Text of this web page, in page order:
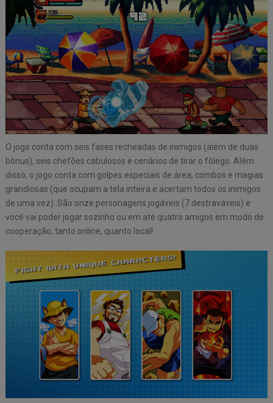
O jogo conta com seis fases recheadas de inimigos (além de duas
bônus), seis chefões cabulosos e cenários de tirar o fôlego. Além
disso, o jogo conta com golpes especiais de área, combos e magias
grandiosas (que ocupam a tela inteira e acertam todos os inimigos
de uma vez). São onze personagens jogáveis (7 destraváveis) e
você vai poder jogar sozinho ou em até quatro amigos em modo de
cooperação, tanto online, quanto local!